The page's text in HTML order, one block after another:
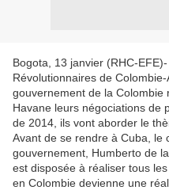
Bogota, 13 janvier (RHC-
Révolutionnaires de
gouvernement de la Colombie
Havane leurs négociations de
de 2014, ils vont aborder le
Avant de se rendre à Cuba, le
gouvernement, Humberto de
est disposée à réaliser tous
en Colombie devienne une